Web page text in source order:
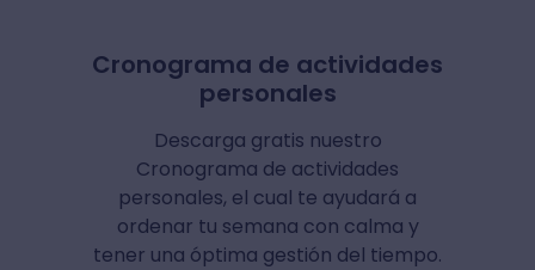
Cronograma de actividades
personales
Descarga gratis nuestro
Cronograma de actividades
personales, el cual te ayudará a
ordenar tu semana con calma y
tener una óptima gestión del tiempo.